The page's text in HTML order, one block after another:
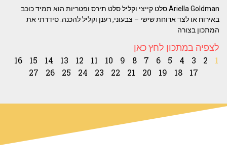
Ariella Goldman סלט קייצי וקליל סלט תירס ופטריות הוא תמיד כוכב
באירוח או לצד ארוחת שישי – צבעוני, רענן וקליל להכנה. סידרתי את
המתכון בצורה
לצפיה במתכון לחץ כאן
1
2
3
4
5
6
7
8
9
10
11
12
13
14
15
16
17
18
19
20
21
22
23
24
25
26
27